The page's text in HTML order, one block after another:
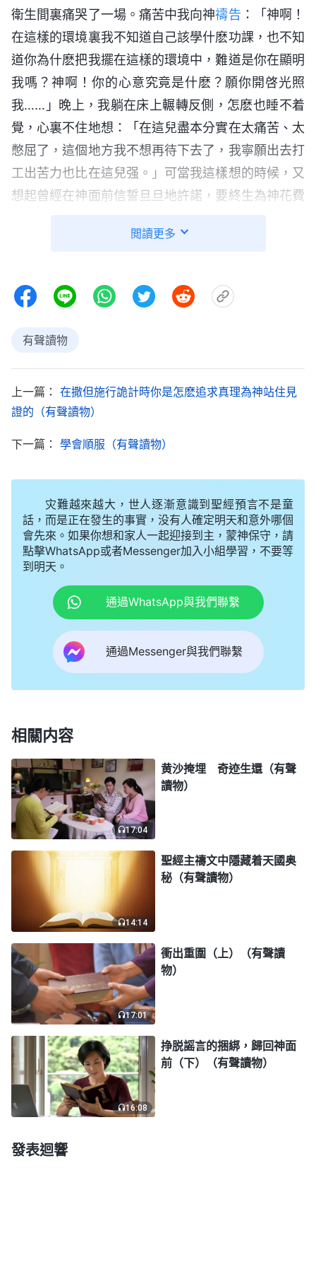
衛生間裏痛哭了一場。痛苦中我向神禱告 ：「神啊！
在這樣的環境裏我不知道自己該學什麽功課，也不知
道你為什麽把我擺在這樣的環境中，難道是你在顯明
我嗎？神啊！你的心意究竟是什麽？願你開啓光照
我……」晚上，我躺在床上輾轉反側，怎麽也睡不着
覺，心裏不住地想：「在這兒盡本分實在太痛苦、太
憋屈了，這個地方我不想再待下去了，我寧願出去打
工出苦力也比在這兒强。」可當我這樣想的時候，又
想起曾經在神面前信誓旦旦地許諾，要終生為神花費
就都變成謊言了嗎？這不就是在欺騙神、背叛神嗎？
中，我又不願意面對神給我擺設的環境，我該怎麽辦
呢？此時的我左右為難，一直哭個不停，我邊哭邊向
神禱告：「神啊！我真的好難過，我不知道在這樣的
之後，我就打開手機聽神話語詩歌，聽着聽着一
段歌詞打動了我的心：「多少年來，人賴以生存的思
想腐蝕着人的心靈，以至于人變得奸詐、懦弱而又卑
鄙，人不僅没有毅力、没有心志，而且變得貪婪、驕
縱，根本没有一點超脱自我的心志，更没有一點擺脱
點一説出來簡直是不堪入耳，人都是懦弱、無能、卑
鄙而又脆弱，對黑暗勢力不感覺厭憎，對光明、真理
却不感覺喜愛，而是盡力驅逐。……
的顯現與作工・你為什麽不願意作襯托物呢？》
兒，我突然意識到自己現在活出的不就是神所揭示的
醜惡嘴臉嗎？整天愁眉苦臉、悲觀失望，盡本分消極
被動，甚至還有撂下托付出去打工的念頭，没有一點
追求真理改變自我的心志。神揭示人的這些情形，都
是人賴以生存的思想腐蝕着人的心靈，人才變成這個
樣子。那我賴以生存的思想到底是什麽呢？究竟是什
麽思想把我折磨得這麽痛苦，甚至要背叛自己的誓
言、放弃自己的本分呢？揣摩着神的話，我開始静下
心來反省自己追求的、喜好的到底是什麽。這時我想
到一首MV詩歌上的一個畫面，上面寫滿了各種撒但
毒素、撒但法則，其中有兩個法則是「天上地下，唯
我獨尊」「出人頭地，光宗耀祖」。我突然意識到自
己一直以來就是憑着這些毒素活着，所以才追求在人
我當一回事，最好所有的人都喜歡我，都羡慕我，都
閲讀更多
有聲讀物
上一篇： 在撒但施行詭計時你是怎麽追求真理為神站住見
證的（有聲讀物）
下一篇： 學會順服（有聲讀物）
灾難越來越大，世人逐漸意識到聖經預言不是童
話，而是正在發生的事實，没有人確定明天和意外哪個
會先來。如果你想和家人一起迎接到主，蒙神保守，請
點擊WhatsApp或者Messenger加入小組學習，不要等
到明天。
通過WhatsApp與我們聯繫
通過Messenger與我們聯繫
相關内容
17:04
黄沙掩埋 奇迹生還（有聲
讀物）
14:14
聖經主禱文中隱藏着天國奥
秘（有聲讀物）
17:01
衝出重圍（上）（有聲讀
物）
16:08
挣脱謡言的捆綁，歸回神面
前（下）（有聲讀物）
發表迴響